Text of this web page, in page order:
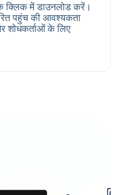
क्लिक में डाउनलोड करें।
पहुंच की आवश्यकता
शोधकर्ताओं के लिए